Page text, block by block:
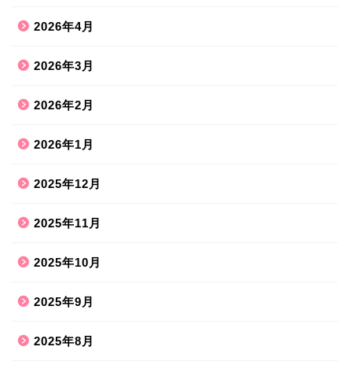
2026年4月
2026年3月
2026年2月
2026年1月
2025年12月
2025年11月
2025年10月
2025年9月
2025年8月